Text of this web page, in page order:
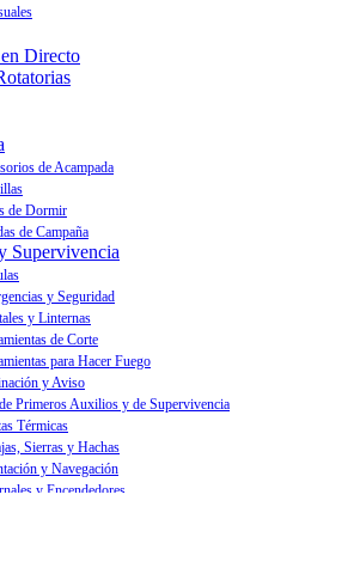
Directo
de Acampada
de Dormir
de Campaña
Supervivencia
y Seguridad
y Linternas
de Corte
para Hacer Fuego
y Aviso
Primeros Auxilios y de Supervivencia
Térmicas
Sierras y Hachas
y Navegación
y Encendedores
para Aves